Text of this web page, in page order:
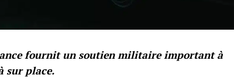
fournit un soutien militaire important à
sur place.